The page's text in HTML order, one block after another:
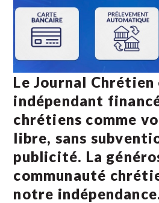
Le Journal Chrétien
indépendant
chrétiens comme
libre, sans
publicité. La
communauté
notre